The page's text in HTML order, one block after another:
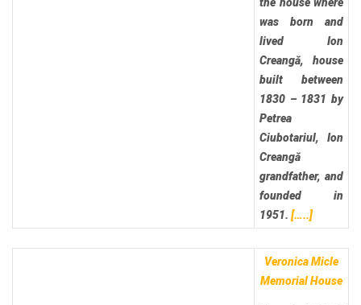
was born and
lived Ion
Creangă, house
built between
1830 – 1831 by
Petrea
Ciubotariul, Ion
Creangă
grandfather, and
founded in
1951. […..]
Veronica Micle
Memorial House